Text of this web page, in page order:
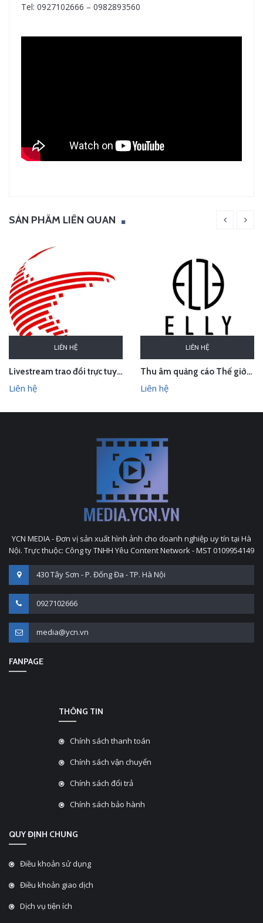
Tel: 0927102666 – 0982893560
SẢN PHẨM LIÊN QUAN
LIÊN HỆ
Livestream trao đổi trực tuyến về sở hữu trí tuệ trong hiệp định EVFTA
Liên hệ
LIÊN HỆ
Thu âm quảng cáo Thế giới thời trang phụ kiện cao cấp ELLY, Sơn Tây, Hà Nội
Liên hệ
YCN MEDIA - Đơn vị sản xuất hình ảnh cho doanh nghiệp uy tín tại Hà
Nội. Trực thuộc: Công ty TNHH Yêu Content Network - MST 0109954149
430 Tây Sơn - P. Đống Đa - TP. Hà Nội
0927102666
media@ycn.vn
FANPAGE
THÔNG TIN
Chính sách thanh toán
Chính sách vận chuyển
Chính sách đổi trả
Chính sách bảo hành
QUY ĐỊNH CHUNG
Điều khoản sử dụng
Điều khoản giao dịch
Dịch vụ tiện ích